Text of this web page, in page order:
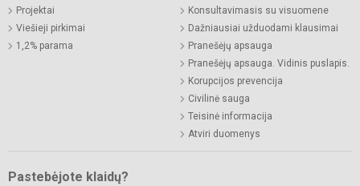
Projektai
Viešieji pirkimai
1,2% parama
Konsultavimasis su visuomene
Dažniausiai užduodami klausimai
Pranešėjų apsauga
Pranešėjų apsauga. Vidinis puslapis.
Korupcijos prevencija
Civilinė sauga
Teisinė informacija
Atviri duomenys
Pastebėjote klaidų?